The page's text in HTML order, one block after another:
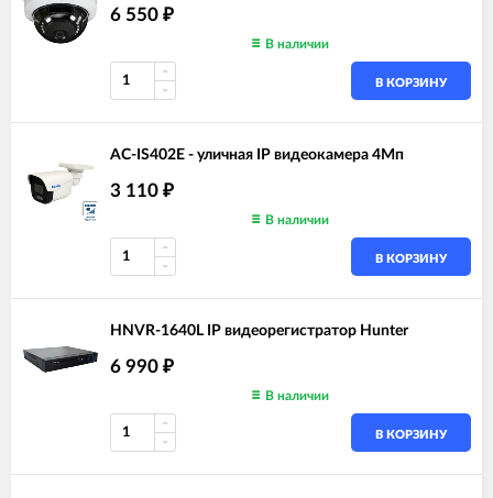
6 550 ₽
В наличии
В КОРЗИНУ
AC-IS402E - уличная IP видеокамера 4Мп
3 110 ₽
В наличии
В КОРЗИНУ
HNVR-1640L IP видеорегистратор Hunter
6 990 ₽
В наличии
В КОРЗИНУ